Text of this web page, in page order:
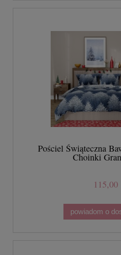
Pościel Świąteczna
Choinki
115,00
powiadom o